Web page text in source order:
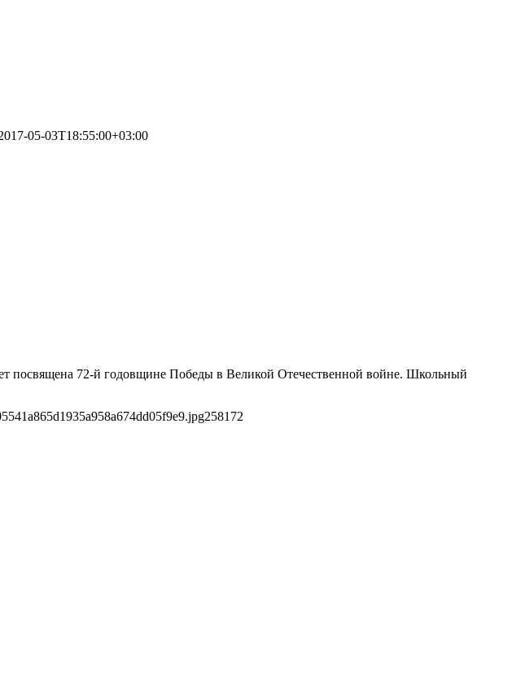
05-03T18:55:00+03:00
посвящена 72-й годовщине Победы в Великой Отечественной войне. Школьный
258172